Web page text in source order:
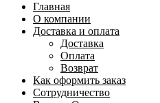
Главная
О компании
Доставка и оплата
Доставка
Оплата
Возврат
Как оформить заказ
Сотрудничество